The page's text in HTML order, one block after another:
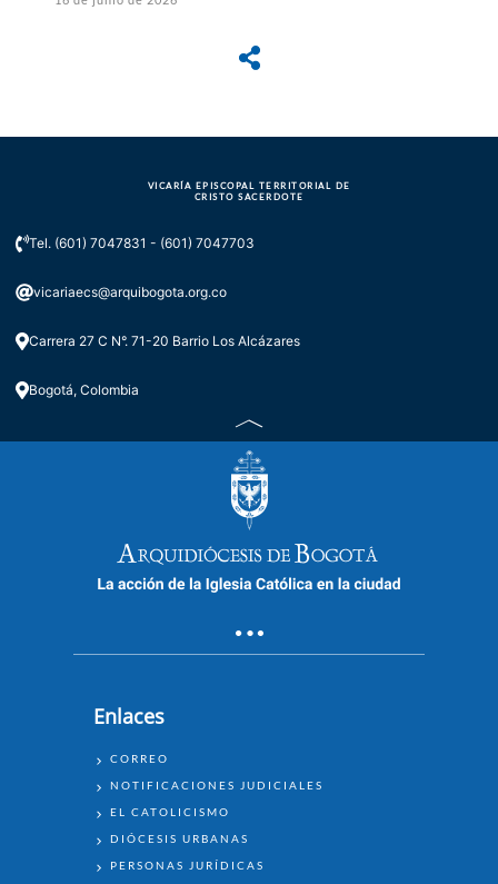
VICARÍA EPISCOPAL TERRITORIAL DE
CRISTO SACERDOTE
Tel. (601) 7047831 - (601) 7047703
vicariaecs@arquibogota.org.co
Carrera 27 C N°. 71-20 Barrio Los Alcázares
Bogotá, Colombia
Enlaces
ENLACES
CORREO
NOTIFICACIONES JUDICIALES
EL CATOLICISMO
DIÓCESIS URBANAS
PERSONAS JURÍDICAS